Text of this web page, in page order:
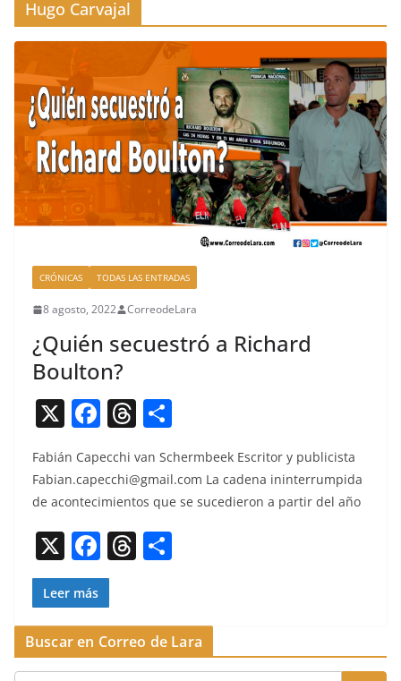
Hugo Carvajal
CRÓNICAS TODAS LAS ENTRADAS
8 agosto, 2022 CorreodeLara
¿Quién secuestró a Richard
Boulton?
X F
c
e
b
o
o
k
T
re
a
d
s
o
m
p
Fabián Capec­chi van Schermbeek Escritor y pub­licista
Fabian.capecchi@gmail.com La cade­na inin­ter­rump­i­da
de acon­tec­imien­tos que se sucedieron a par­tir del año
X F
a
c
e
b
T
a
d
p
ar
Leer más
Buscar en Correo de Lara